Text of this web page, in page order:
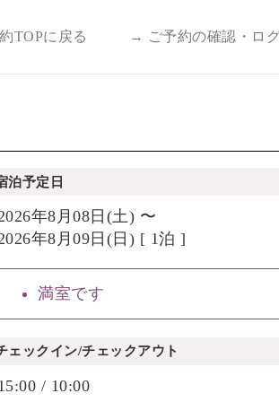
TOPに戻る → ご予約の確認・ロ
泊予定日
年8月08日(土) 〜
年8月09日(日) [ 1泊 ]
満室です
ェックイン/チェックアウト
/ 10:00